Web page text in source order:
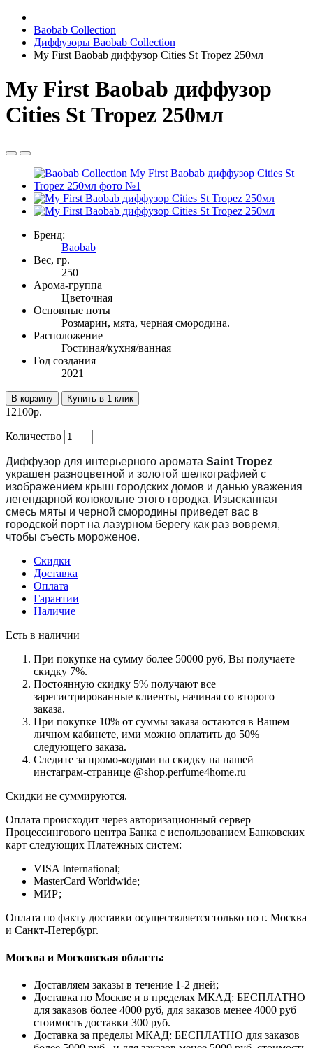
Baobab Collection
Диффузоры Baobab Collection
My First Baobab диффузор Cities St Tropez 250мл
My First Baobab диффузор
Cities St Tropez 250мл
Бренд:
Baobab
Вес, гр.
250
Арома-группа
Цветочная
Основные ноты
Розмарин, мята, черная смородина.
Расположение
Гостиная/кухня/ванная
Год создания
2021
В корзину Купить в 1 клик
12100р.
Количество
Диффузор для интерьерного аромата Saint Tropez
украшен разноцветной и золотой шелкографией с
изображением крыш городских домов и данью уважения
легендарной колокольне этого городка. Изысканная
смесь мяты и черной смородины приведет вас в
городской порт на лазурном берегу как раз вовремя,
чтобы съесть мороженое.
Скидки
Доставка
Оплата
Гарантии
Наличие
Есть в наличии
При покупке на сумму более 50000 руб, Вы получаете
скидку 7%.
Постоянную скидку 5% получают все
зарегистрированные клиенты, начиная со второго
заказа.
При покупке 10% от суммы заказа остаются в Вашем
личном кабинете, ими можно оплатить до 50%
следующего заказа.
Следите за промо-кодами на скидку на нашей
инстаграм-странице @shop.perfume4home.ru
Скидки не суммируются.
Оплата происходит через авторизационный сервер
Процессингового центра Банка с использованием Банковских
карт следующих Платежных систем:
VISA International;
MasterCard Worldwide;
МИР;
Оплата по факту доставки осуществляется только по г. Москва
и Санкт-Петербург.
Москва и Московская область:
Доставляем заказы в течение 1-2 дней;
Доставка по Москве и в пределах МКАД: БЕСПЛАТНО
для заказов более 4000 руб, для заказов менее 4000 руб
стоимость доставки 300 руб.
Доставка за пределы МКАД: БЕСПЛАТНО для заказов